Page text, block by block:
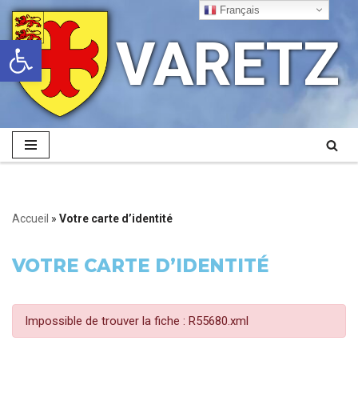
Ouvrir la barre d’outils
Aller
au
contenu
VARETZ
Accueil » Votre carte d’identité
VOTRE CARTE D’IDENTITÉ
Impossible de trouver la fiche : R55680.xml
Français